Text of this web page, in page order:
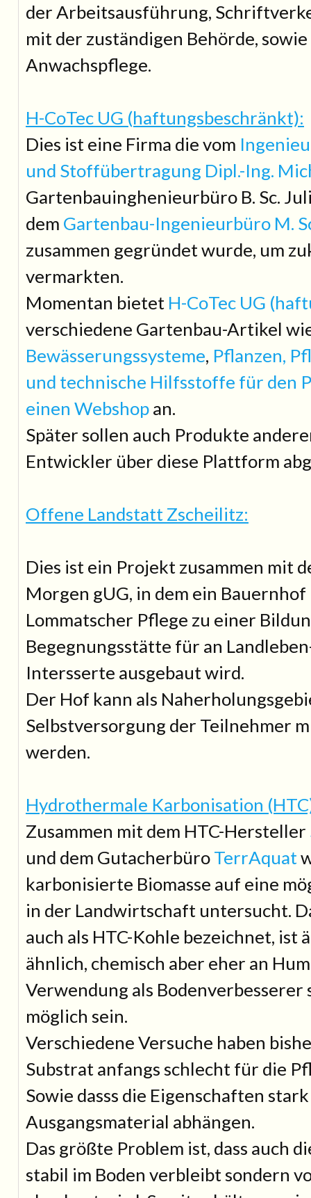
der Arbeitsausführung,
mit der zuständigen Behörde,
Anwachspflege.
H-CoTec UG (haftungsbeschränkt):
Dies ist eine Firma die vom
und Stoffübertragung Dipl.-Ing.
Gartenbauinghenieurbüro B. Sc.
dem Gartenbau-Ingenieurbüro M.
zusammen gegründet wurde, um
vermarkten.
Momentan bietet H-CoTec UG
verschiedene Gartenbau-Artikel
Bewässerungssysteme, Pflanzen,
und technische Hilfsstoffe für den
einen Webshopan.
Später sollen auch Produkte
Entwickler über diese Plattform
Offene Landstatt Zscheilitz:
Dies ist ein Projekt zusammen mit
Morgen gUG, in dem ein
Lommatscher Pflege zu einer
Begegnungsstätte für an
Intersserte ausgebaut wird.
Der Hof kann als
Selbstversorgung der Teilnehmer
werden.
Hydrothermale Karbonisation
Zusammen mit dem HTC-Hersteller
und dem GutacherbüroTerrAquat
karbonisierte Biomasse auf eine
in der Landwirtschaft untersucht.
auch als HTC-Kohle bezeichnet, ist
ähnlich, chemisch aber eher an
Verwendung als Bodenverbesserer
möglich sein.
Verschiedene Versuche haben
Substrat anfangs schlecht für die
Sowie dasss die Eigenschaften
Ausgangsmaterial abhängen.
Das größte Problem ist, dass auch
stabil im Boden verbleibt sondern